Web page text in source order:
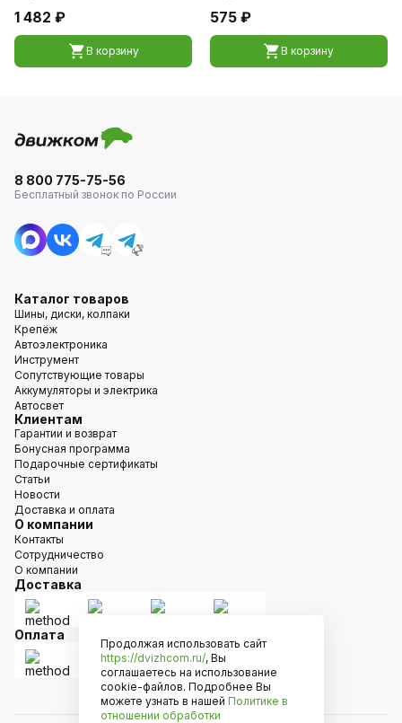
1 482 ₽
В корзину
575 ₽
В корзину
8 800 775-75-56
Бесплатный звонок по России
Каталог товаров
Шины, диски, колпаки
Крепёж
Автоэлектроника
Инструмент
Сопутствующие товары
Аккумуляторы и электрика
Автосвет
Клиентам
Гарантии и возврат
Бонусная программа
Подарочные сертификаты
Статьи
Новости
Доставка и оплата
О компании
Контакты
Сотрудничество
О компании
Доставка
Оплата
Продолжая использовать сайт
https://dvizhcom.ru/, Вы
соглашаетесь на использование
cookie-файлов. Подробнее Вы
можете узнать в нашей Политике в
отношении обработки